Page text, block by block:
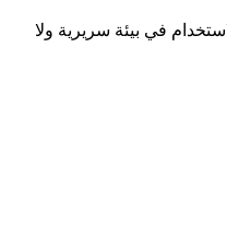
في بيئة سريرية ولا